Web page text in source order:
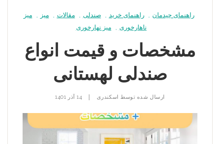
راهنمای چیدمان راهنمای خرید صندلی مقالات میز
میز
ناهارخوری
میز نهارخوری
مشخصات و قیمت انواع
صندلی لهستانی
ارسال شده توسط اسکندری 14 آذر 1401